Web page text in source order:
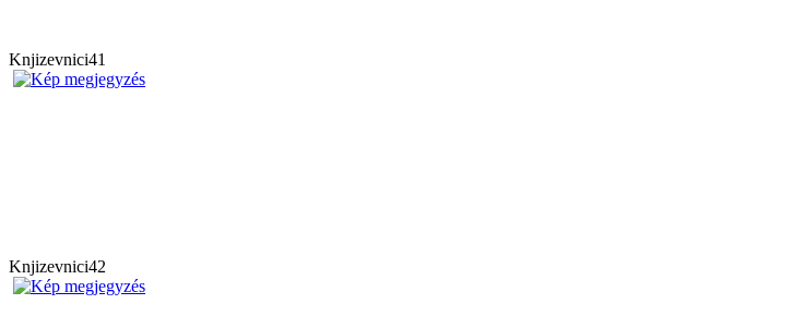
Knjizevnici41
Knjizevnici42